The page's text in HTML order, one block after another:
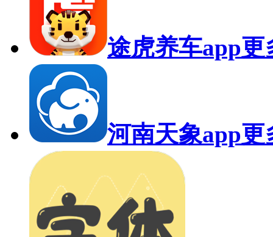
途虎养车app更
河南天象app更